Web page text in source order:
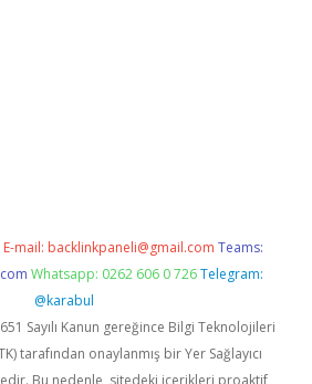
E-mail: backlinkpaneli@gmail.com Teams:
Whatsapp: 0262 606 0 726 Telegram:
@karabul
Sayılı Kanun gereğince Bilgi Teknolojileri
tarafından onaylanmış bir Yer Sağlayıcı
Bu nedenle, sitedeki içerikleri proaktif